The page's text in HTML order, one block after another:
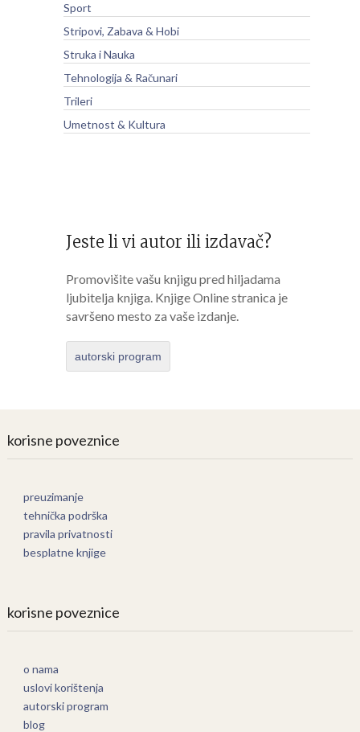
Sport
Stripovi, Zabava & Hobi
Struka i Nauka
Tehnologija & Računari
Trileri
Umetnost & Kultura
Jeste li vi autor ili izdavač?
Promovišite vašu knjigu pred hiljadama
ljubitelja knjiga. Knjige Online stranica je
savršeno mesto za vaše izdanje.
autorski program
korisne poveznice
preuzimanje
tehnička podrška
pravila privatnosti
besplatne knjige
korisne poveznice
o nama
uslovi korištenja
autorski program
blog